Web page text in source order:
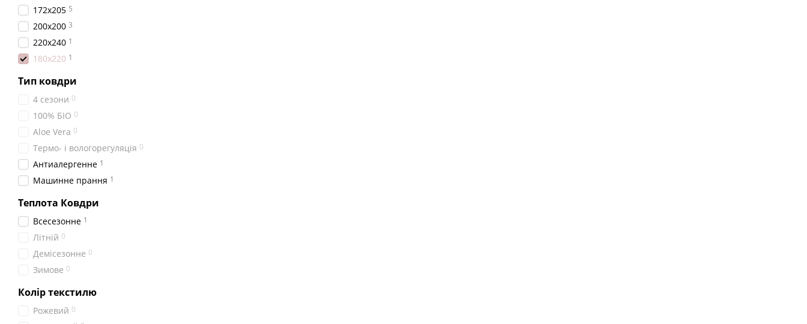
172x205 5
200x200 3
220x240 1
180x220 1
Тип ковдри
4 сезони 0
100% БІО 0
Aloe Vera 0
Термо- і вологорегуляція 0
Антиалергенне 1
Машинне прання 1
Теплота Ковдри
Всесезонне 1
Літній 0
Демісезонне 0
Зимове 0
Колір текстилю
Рожевий 0